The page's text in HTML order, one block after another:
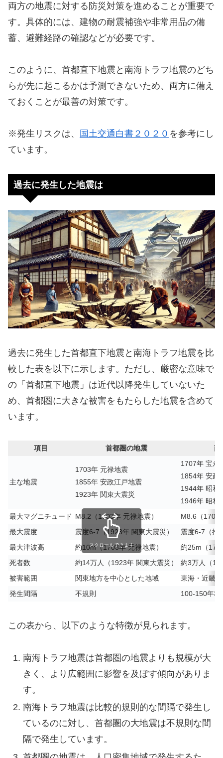
両方の地震に対する防災対策を進めることが重要で
す。具体的には、建物の耐震補強や非常用品の備
蓄、避難経路の確認などが必要です。
このように、首都直下地震と南海トラフ地震のどち
らが先に起こるかは予測できないため、両方に備え
ておくことが最善の対策です。
※発生リスクは、 国土交通白書２０２０ を参考にし
ています。
過去に発生した地震は
過去に発生した首都直下地震と南海トラフ地震を比
較した表を以下に示します。ただし、厳密な意味で
の「首都直下地震」は近代以降発生していないた
め、首都圏に大きな被害をもたらした地震を含めて
います。
項目 首都圏の地震 南
主な地震
1703年 元禄地震
1855年 安政江戸地震
1923年 関東大震災
1707年 宝永
1854年 安政
1944年 昭和
1946年 昭和
最大マグニチュード M8.2（1703年 元禄地震）
M8.6（1707
最大震度
震度6-7（1923年 関東大震災）
震度6-7（推
最大津波高
約10m（1703年 元禄地震）
約25m（
死者数
約14万人（1923年 関東大震災）
約3万人（
被害範囲
関東地方を中心とした地域
東海・近畿
発生間隔
不規則 100-150年程
スクロールできます
この表から、以下のような特徴が見られます。
南海トラフ地震は首都圏の地震よりも規模が大
きく、より広範囲に影響を及ぼす傾向がありま
す。
南海トラフ地震は比較的規則的な間隔で発生し
ているのに対し、首都圏の大地震は不規則な間
隔で発生しています。